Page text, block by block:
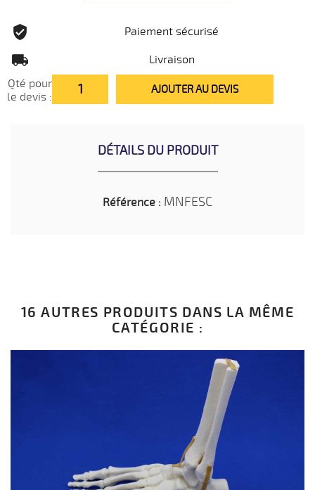
Paiement sécurisé
Livraison
Qté pour
le devis :
AJOUTER AU DEVIS
DÉTAILS DU PRODUIT
Référence : MNFESC
16 AUTRES PRODUITS DANS LA MÊME
CATÉGORIE :